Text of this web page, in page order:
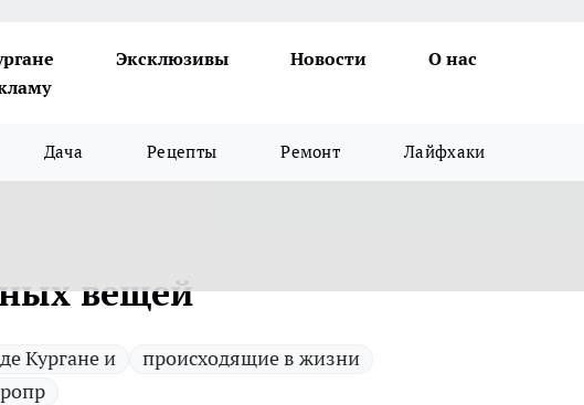
Эксклюзивы Новости
О нас
Дача Рецепты Ремонт Лайфхаки
вещей
Кургане и
происходящие в жизни